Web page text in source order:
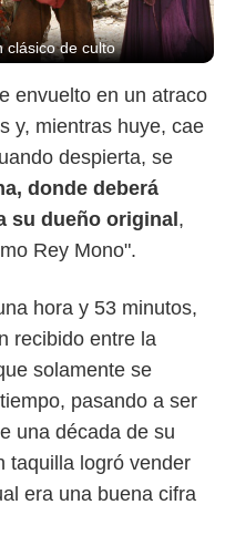
clásico de culto
envuelto en un atraco
y, mientras huye, cae
despierta, se
donde deberá
su dueño original ,
Rey Mono".
hora y 53 minutos,
recibido entre la
solamente se
pasando a ser
una década de su
taquilla logró vender
era una buena cifra